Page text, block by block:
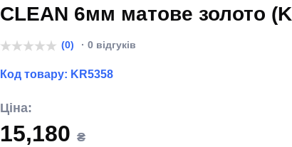
CLEAN 6мм матове золото
(0) · 0 відгуків
Код товару: KR5358
Ціна:
15,180 ₴